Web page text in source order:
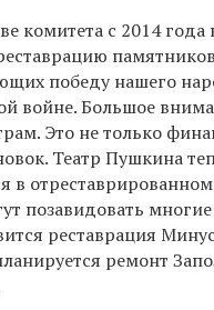
комитета с 2014
победу нашего
войне. Большое
Это не только
Театр Пушкина
в
позавидовать
реставрация
ремонт